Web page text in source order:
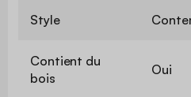
Style
Contient du
bois
Oui